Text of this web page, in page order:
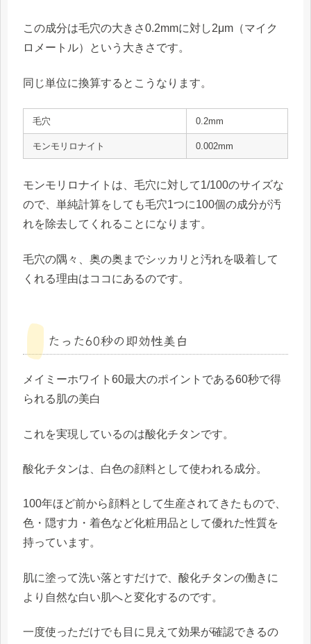
この成分は毛穴の大きさ0.2mmに対し2μm（マイク
ロメートル）という大きさです。
同じ単位に換算するとこうなります。
毛穴 0.2mm
モンモリロナイト 0.002mm
モンモリロナイトは、 毛穴に対して1/100のサイズな
ので、単純計算をしても毛穴1つに100個の成分が汚
れを除去してくれることになります。
毛穴の隅々、奥の奥までシッカリと汚れを吸着して
くれる理由はココにあるのです。
たった60秒の即効性美白
メイミーホワイト60最大のポイントである60秒で得
られる肌の美白
これを実現しているのは酸化チタンです。
酸化チタンは、白色の顔料として使われる成分。
100年ほど前から顔料として生産されてきたもので、
色・隠す力・着色など化粧用品として優れた性質を
持っています。
肌に塗って洗い落とすだけで、酸化チタンの働きに
より自然な白い肌へと変化するのです。
一度使っただけでも目に見えて効果が確認できるの